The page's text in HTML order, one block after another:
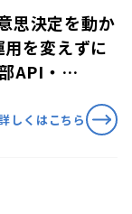
思決定を動か
を変えずに
API・
しくはこちら